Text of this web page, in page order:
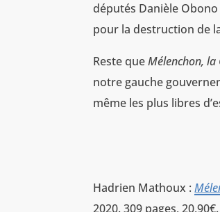
députés Danièle
pour la destruction de
Reste queMélenchon, la
notre gauche
même les plus libres
Hadrien Mathoux :
2020. 309 pages, 20,90€.